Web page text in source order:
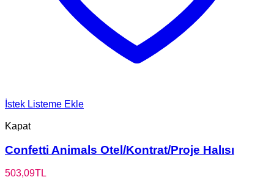
İstek Listeme Ekle
Kapat
Confetti Animals Otel/Kontrat/Proje Halısı
503,09TL